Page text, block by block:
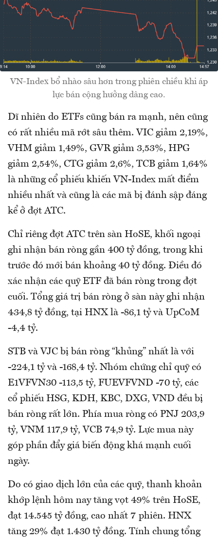
VN-Index bổ nhào sâu hơn trong phiên chiều khi áp
lực bán cộng hưởng dâng cao.
Dĩ nhiên do ETFs cũng bán ra mạnh, nên cũng
có rất nhiều mã rớt sâu thêm. VIC giảm 2,19%,
VHM giảm 1,49%, GVR giảm 3,53%, HPG
giảm 2,54%, CTG giảm 2,6%, TCB giảm 1,64%
là những cổ phiếu khiến VN-Index mất điểm
nhiều nhất và cũng là các mã bị đánh sập đáng
kể ở đợt ATC.
Chỉ riêng đợt ATC trên sàn HoSE, khối ngoại
ghi nhận bán ròng gần 400 tỷ đồng, trong khi
trước đó mới bán khoảng 40 tỷ đồng. Điều đó
xác nhận các quỹ ETF đã bán ròng trong đợt
cuối. Tổng giá trị bán ròng ở sàn này ghi nhận
434,8 tỷ đồng, tại HNX là -86,1 tỷ và UpCoM
-4,4 tỷ.
STB và VJC bị bán ròng “khủng” nhất là với
-224,1 tỷ và -168,4 tỷ. Nhóm chứng chỉ quỹ có
E1VFVN30 -113,5 tỷ, FUEVFVND -70 tỷ, các
cổ phiếu HSG, KDH, KBC, DXG, VND đều bị
bán ròng rất lớn. Phía mua ròng có PNJ 203,9
tỷ, VNM 117,9 tỷ, VCB 74,9 tỷ. Lực mua này
góp phần đẩy giá biến động khá mạnh cuối
ngày.
Do có giao dịch lớn của các quỹ, thanh khoản
khớp lệnh hôm nay tăng vọt 49% trên HoSE,
đạt 14.545 tỷ đồng, cao nhất 7 phiên. HNX
tăng 29% đạt 1.430 tỷ đồng. Tính chung tổng